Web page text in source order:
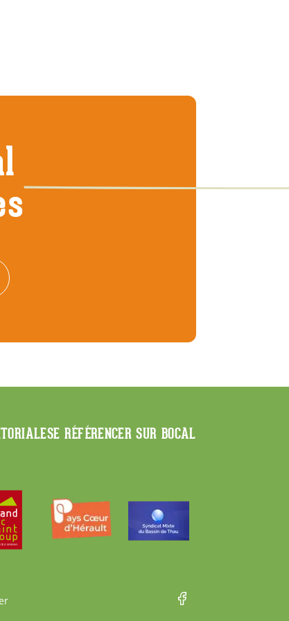
SE RÉFÉRENCER SUR BOCAL